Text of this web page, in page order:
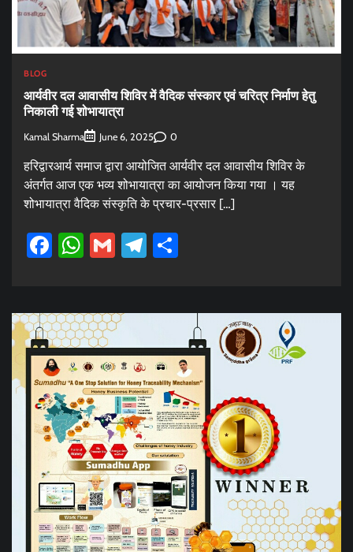
BLOG
आर्यवीर दल आवासीय शिविर में वैदिक संस्कार एवं चरित्र निर्माण हेतु
निकाली गई शोभायात्रा
Kamal Sharma June 6, 2025 0
हरिद्वारआर्य समाज द्वारा आयोजित आर्यवीर दल आवासीय शिविर के
अंतर्गत आज एक भव्य शोभायात्रा का आयोजन किया गया । यह
शोभायात्रा वैदिक संस्कृति के प्रचार-प्रसार […]
Facebook
WhatsApp
GmailTelegram